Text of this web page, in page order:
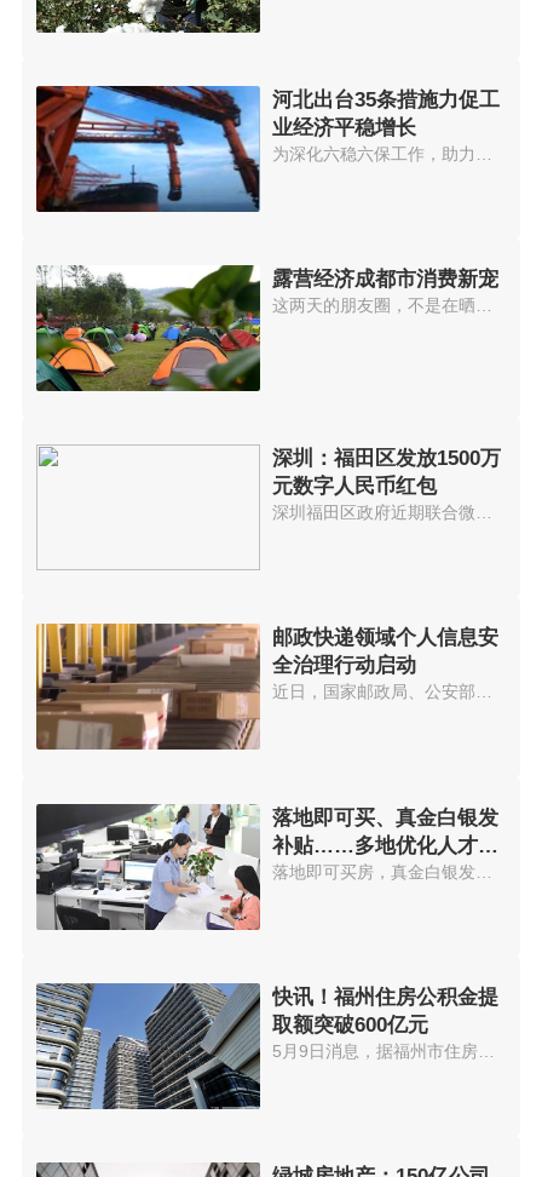
河北出台35条措施力促工
业经济平稳增长
露营经济成都市消费新宠
深圳：福田区发放1500万
元数字人民币红包
深圳福田区政府近期联合微信支付...
邮政快递领域个人信息安
全治理行动启动
近日，国家邮政局、公安部、国家...
落地即可买、真金白银发
补贴……多地优化人才购
房政策
快讯！福州住房公积金提
取额突破600亿元